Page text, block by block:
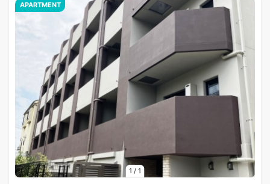
1 / 1
APARTMENT